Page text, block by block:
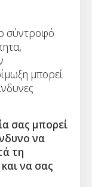
σύντροφό
μπορεί
σας μπορεί
να
τη
να σας